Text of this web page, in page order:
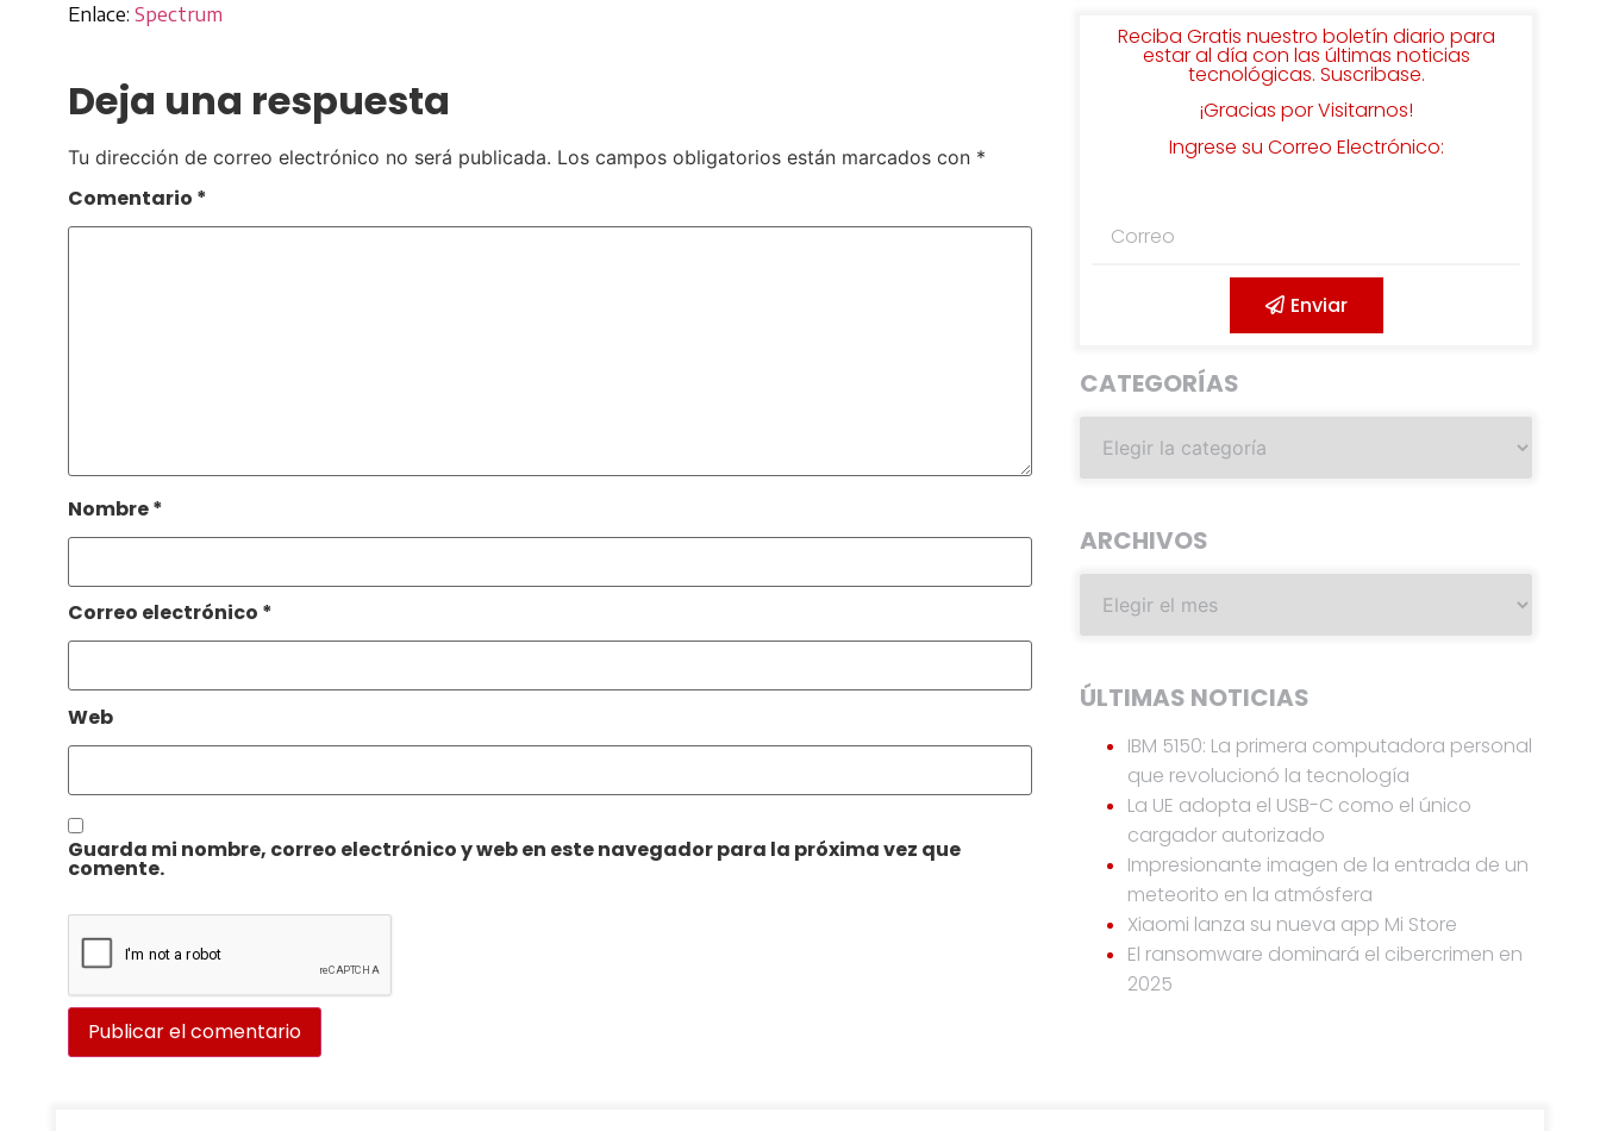
Enlace: Spectrum
Deja una respuesta
Tu dirección de correo electrónico no será publicada. Los campos obligatorios están marcados con *
Comentario *
Nombre*
Correo electrónico *
Web
Guarda mi nombre, correo electrónico y web en este navegador para la próxima vez que
comente.
Reciba Gratis nuestro boletín diario para
estar al día con las últimas noticias
tecnológicas. Suscribase.
¡Gracias por Visitarnos!
Ingrese su Correo Electrónico:
Enviar
CATEGORÍAS
ARCHIVOS
ÚLTIMAS NOTICIAS
IBM 5150: La primera computadora personal
que revolucionó la tecnología
La UE adopta el USB-C como el único
cargador autorizado
Impresionante imagen de la entrada de un
meteorito en la atmósfera
Xiaomi lanza su nueva app Mi Store
El ransomware dominará el cibercrimen en
2025